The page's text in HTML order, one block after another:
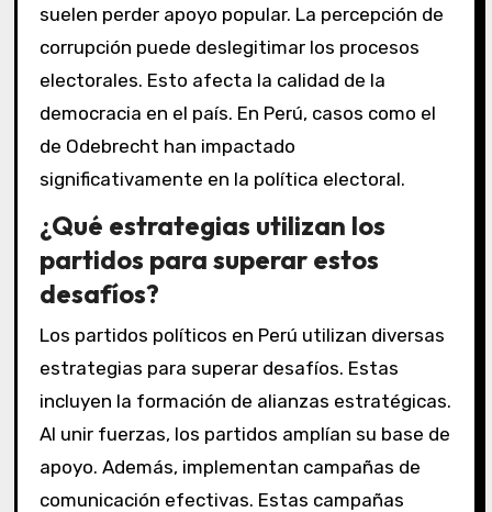
suelen perder apoyo popular. La percepción de
corrupción puede deslegitimar los procesos
electorales. Esto afecta la calidad de la
democracia en el país. En Perú, casos como el
de Odebrecht han impactado
significativamente en la política electoral.
¿Qué estrategias utilizan los
partidos para superar estos
desafíos?
Los partidos políticos en Perú utilizan diversas
estrategias para superar desafíos. Estas
incluyen la formación de alianzas estratégicas.
Al unir fuerzas, los partidos amplían su base de
apoyo. Además, implementan campañas de
comunicación efectivas. Estas campañas